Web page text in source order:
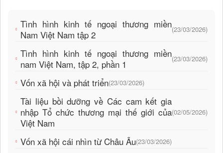
Tình hình kinh tế ngoại thương miền
Nam Việt Nam tập 2
(23/03/2026)
Tình hình kinh tế ngoại thương miền
nam Việt Nam, tập 2, phần 1
(23/03/2026)
Vốn xã hội và phát triển(23/03/2026)
Tài liệu bồi dưỡng về Các cam kết gia
nhập Tổ chức thương mại thế giới của
Việt Nam
(02/05/2026)
Vốn xã hội cái nhìn từ Châu Âu(23/03/2026)